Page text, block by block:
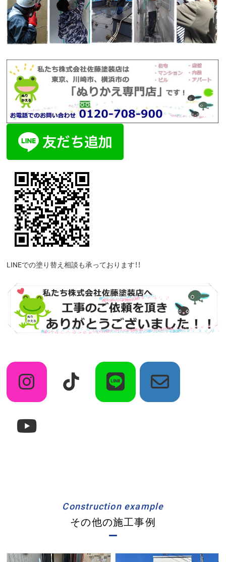
LINEでの塗り替え相談も承っております！！
Construction example
その他の施工事例